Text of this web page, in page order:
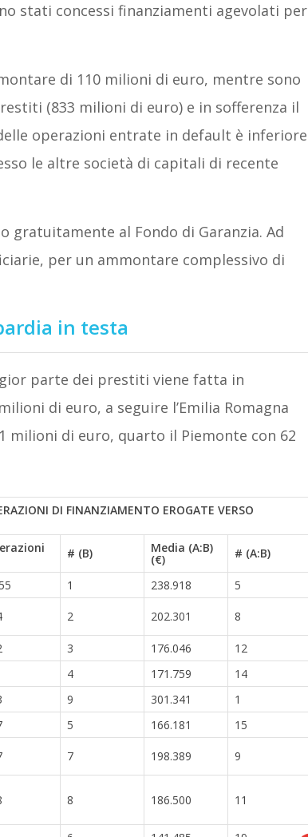
stati concessi finanziamenti agevolati per
di 110 milioni di euro, mentre sono
(833 milioni di euro) e in sofferenza il
operazioni entrate in default è inferiore
le altre società di capitali di recente
gratuitamente al Fondo di Garanzia. Ad
per un ammontare complessivo di
in testa
parte dei prestiti viene fatta in
di euro, a seguire l’Emilia Romagna
milioni di euro, quarto il Piemonte con 62
DI FINANZIAMENTO EROGATE VERSO
# (B) Media (A:B)
(€) # (A:B)
1 238.918
5
2 202.301 8
3 176.046
12
4 171.759
14
9 301.341
1
5 166.181
15
7 198.389 9
8 186.500 11